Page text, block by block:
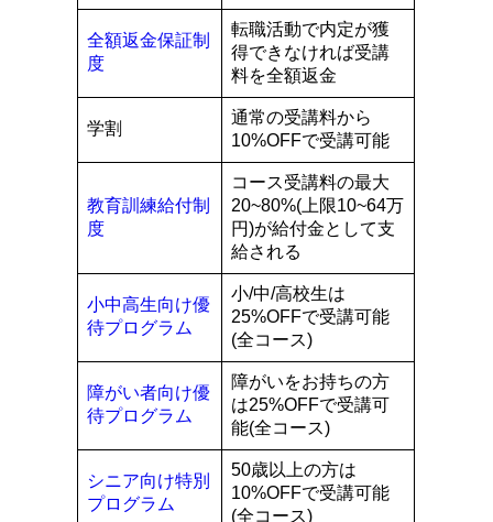
全額返金保証制
度
転職活動で内定が獲
得できなければ受講
料を全額返金
学割
通常の受講料から
10%OFFで受講可能
教育訓練給付制
度
コース受講料の最大
20~80%(上限10~64万
円)が給付金として支
給される
小中高生向け優
待プログラム
小/中/高校生は
25%OFFで受講可能
(全コース)
障がい者向け優
待プログラム
障がいをお持ちの方
は25%OFFで受講可
能(全コース)
シニア向け特別
プログラム
50歳以上の方は
10%OFFで受講可能
(全コース)